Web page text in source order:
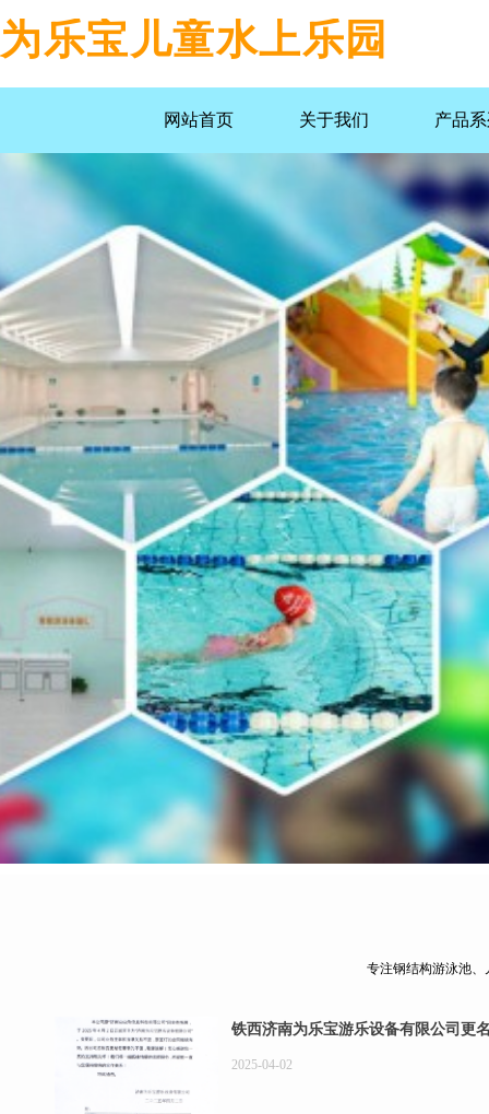
网站首页 关于我们 产品
为乐宝儿童水上乐园
专注钢结构游泳池
铁西济南为乐宝游乐设备有限公司更
2025-04-02